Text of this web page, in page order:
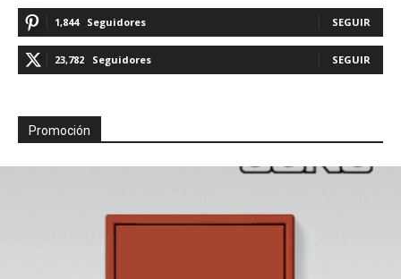
1,844 Seguidores SEGUIR
23,782 Seguidores SEGUIR
Promoción